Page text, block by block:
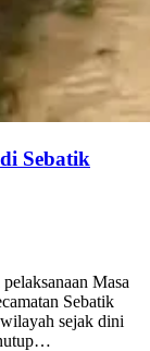
Sebatik
Masa
Sebatik
sejak dini